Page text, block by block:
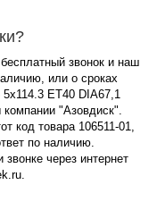
звонок и наш
или о сроках
ET40 DIA67,1
"Азовдиск".
код товара 106511-01,
по наличию.
через интернет